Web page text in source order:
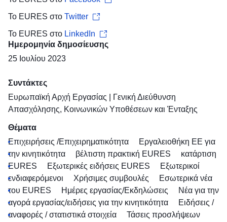
Το EURES στο Twitter
Το EURES στο LinkedIn
Ημερομηνία δημοσίευσης
25 Ιουλίου 2023
Συντάκτες
Ευρωπαϊκή Αρχή Εργασίας
Γενική Διεύθυνση
Απασχόλησης, Κοινωνικών Υποθέσεων και Ένταξης
Θέματα
Επιχειρήσεις /Επιχειρηματικότητα
Εργαλειοθήκη ΕΕ για
την κινητικότητα
βέλτιστη πρακτική EURES
κατάρτιση
EURES
Εξωτερικές ειδήσεις EURES
Εξωτερικοί
ενδιαφερόμενοι
Χρήσιμες συμβουλές
Εσωτερικά νέα
του EURES
Ημέρες εργασίας/Εκδηλώσεις
Νέα για την
αγορά εργασίας/ειδήσεις για την κινητικότητα
Ειδήσεις /
αναφορές / στατιστικά στοιχεία
Τάσεις προσλήψεων